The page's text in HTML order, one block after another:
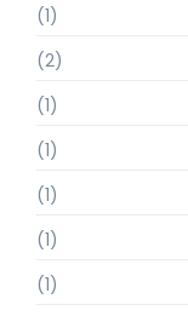
(1)
(2)
(1)
(1)
(1)
(1)
(1)